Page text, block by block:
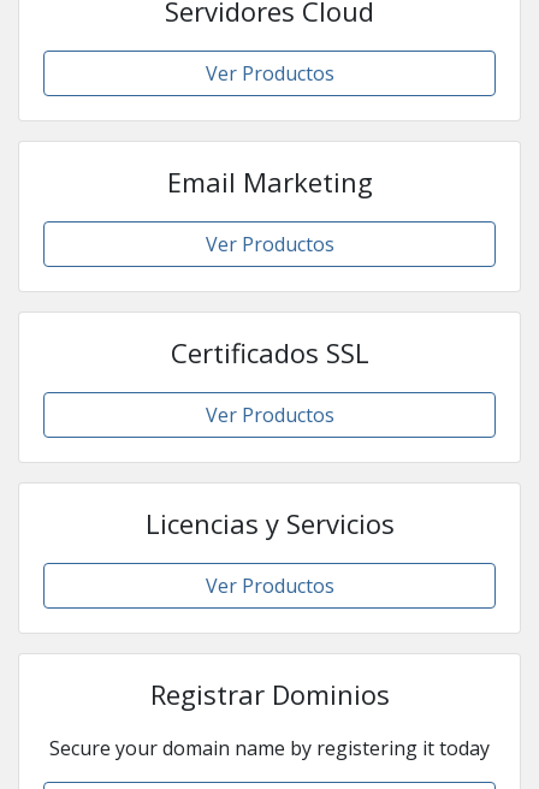
Servidores Cloud
Ver Productos
Email Marketing
Ver Productos
Certificados SSL
Ver Productos
Licencias y Servicios
Ver Productos
Registrar Dominios
Secure your domain name by registering it today